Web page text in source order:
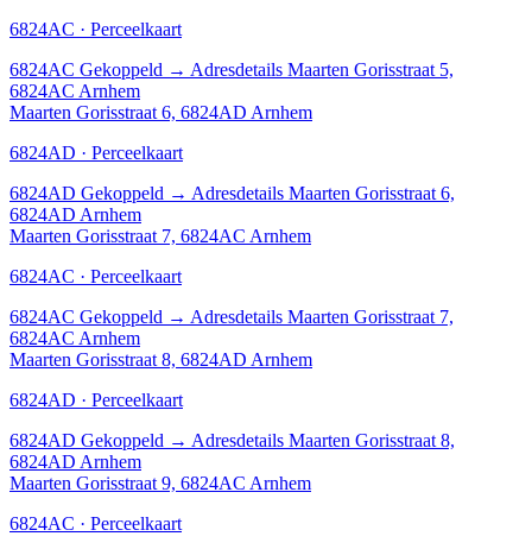
6824AC · Perceelkaart
6824AC Gekoppeld → Adresdetails Maarten Gorisstraat 5,
6824AC Arnhem
Maarten Gorisstraat 6, 6824AD Arnhem
6824AD · Perceelkaart
6824AD Gekoppeld → Adresdetails Maarten Gorisstraat 6,
6824AD Arnhem
Maarten Gorisstraat 7, 6824AC Arnhem
6824AC · Perceelkaart
6824AC Gekoppeld → Adresdetails Maarten Gorisstraat 7,
6824AC Arnhem
Maarten Gorisstraat 8, 6824AD Arnhem
6824AD · Perceelkaart
6824AD Gekoppeld → Adresdetails Maarten Gorisstraat 8,
6824AD Arnhem
Maarten Gorisstraat 9, 6824AC Arnhem
6824AC · Perceelkaart